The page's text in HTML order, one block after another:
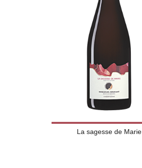
La sagesse de Marie